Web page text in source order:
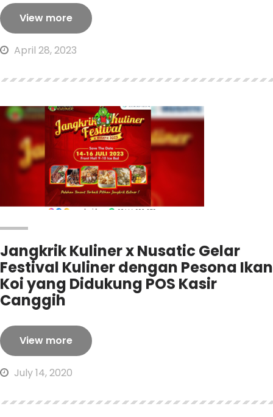
View more
April 28, 2023
Jangkrik Kuliner x Nusatic Gelar
Festival Kuliner dengan Pesona Ikan
Koi yang Didukung POS Kasir
Canggih
View more
July 14, 2020